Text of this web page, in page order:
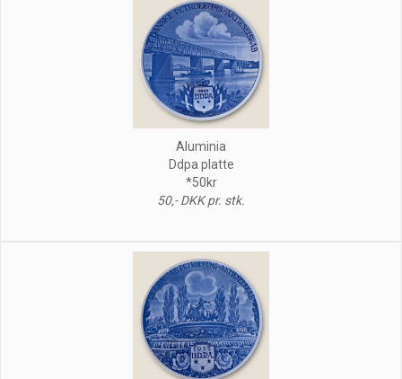
Aluminia
Ddpa platte
*50kr
50,- DKK pr. stk.